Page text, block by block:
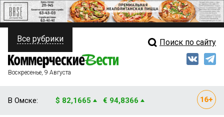
ПОЛИТИКА
ФИНАНСЫ
Свежий выпуск
Все рубрики Поиск по сайту
Воскресенье, 9 Августа
В Омске: $ 82,1665 € 94,8366